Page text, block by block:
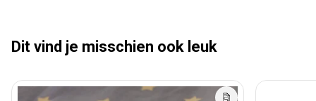
Dit vind je misschien ook leuk